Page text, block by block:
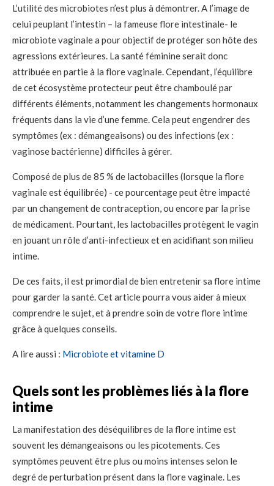
L’utilité des microbiotes n’est plus à démontrer. A l’image de
celui peuplant l’intestin – la fameuse flore intestinale- le
microbiote vaginale a pour objectif de protéger son hôte des
agressions extérieures. La santé féminine serait donc
attribuée en partie à la flore vaginale. Cependant, l’équilibre
de cet écosystème protecteur peut être chamboulé par
différents éléments, notamment les changements hormonaux
fréquents dans la vie d’une femme. Cela peut engendrer des
symptômes (ex : démangeaisons) ou des infections (ex :
vaginose bactérienne) difficiles à gérer.
Composé de plus de 85 % de lactobacilles (lorsque la flore
vaginale est équilibrée) - ce pourcentage peut être impacté
par un changement de contraception, ou encore par la prise
de médicament. Pourtant, les lactobacilles protègent le vagin
en jouant un rôle d’anti-infectieux et en acidifiant son milieu
intime.
De ces faits, il est primordial de bien entretenir sa flore intime
pour garder la santé. Cet article pourra vous aider à mieux
comprendre le sujet, et à prendre soin de votre flore intime
grâce à quelques conseils.
A lire aussi : Microbiote et vitamine D
Quels sont les problèmes liés à la flore
intime
La manifestation des déséquilibres de la flore intime est
souvent les démangeaisons ou les picotements. Ces
symptômes peuvent être plus ou moins intenses selon le
degré de perturbation présent dans la flore vaginale. Les